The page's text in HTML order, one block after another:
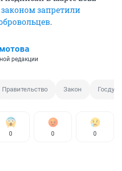
законом запретили
.
редакции
Правительство Закон
0 0 0